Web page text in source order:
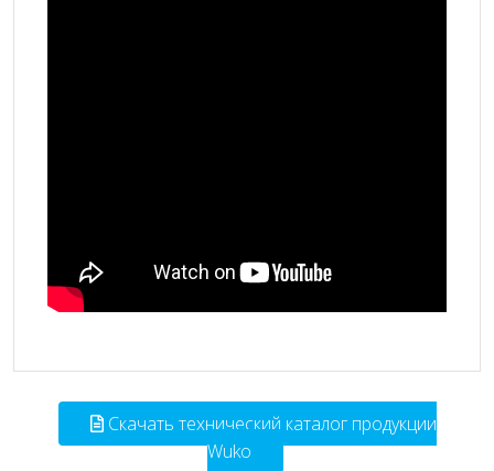
Скачать технический каталог продукции
Wuko